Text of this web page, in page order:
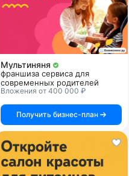
Мультиняня
франшиза сервиса для
современных родителей
Вложения от 400 000 ₽
Получить бизнес-план